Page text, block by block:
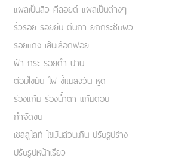
แผลเป็นสิว คีลอยด์ แผลเป็นต่างๆ
ริ้วรอย รอยย่น ตีนกา ยกกระชับผิว
รอยแดง เส้นเลือดฟอย
ฝ้า กระ รอยดำ ปาน
ต่อมไขมัน ไฝ ขี้แมลงวัน หูด
ร่องแก้ม ร่องน้ำตา แก้มตอบ
กำจัดขน
เชลลูไลท์ ไขมันส่วนเกิน ปรับรูปร่าง
ปรับรูปหน้าเรียว